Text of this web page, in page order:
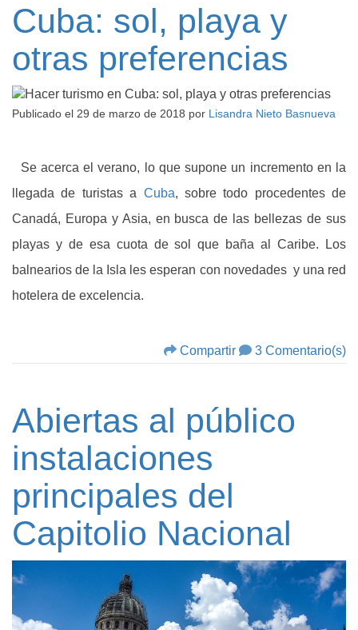
Cuba: sol, playa y
otras preferencias
Publicado el 29 de marzo de 2018 por Lisandra Nieto Basnueva
Se acerca el verano, lo que supone un incremento en la
llegada de turistas a Cuba, sobre todo procedentes de
Canadá, Europa y Asia, en busca de las bellezas de sus
playas y de esa cuota de sol que baña al Caribe. Los
balnearios de la Isla les esperan con novedades y una red
hotelera de excelencia.
Compartir 3 Comentario(s)
Abiertas al público
instalaciones
principales del
Capitolio Nacional